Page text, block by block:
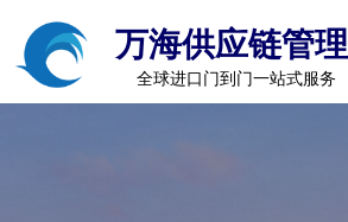
万海供应链管理
全球进口门到门一站式服务